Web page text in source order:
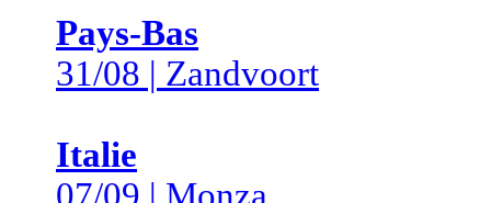
Pays-Bas
31/08 | Zandvoort
Italie